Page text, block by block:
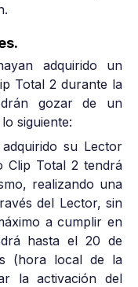
adquirido un
Total 2 durante la
gozar de un
siguiente:
su Lector
Clip Total 2 tendrá
realizando una
del Lector, sin
a cumplir en
hasta el 20 de
(hora local de la
la activación del